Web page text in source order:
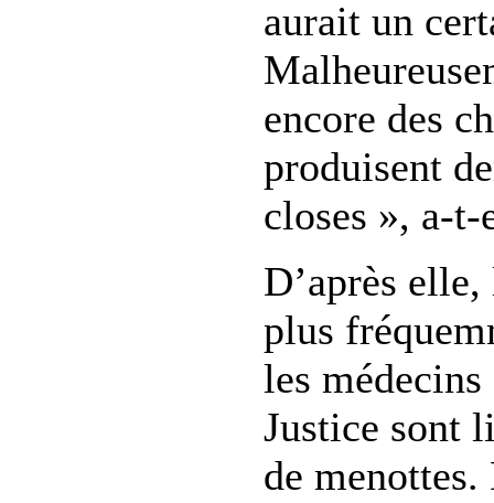
aurait un
encore des
produisent
closes », a-
D’après
plus
les
Justice sont
de menottes.